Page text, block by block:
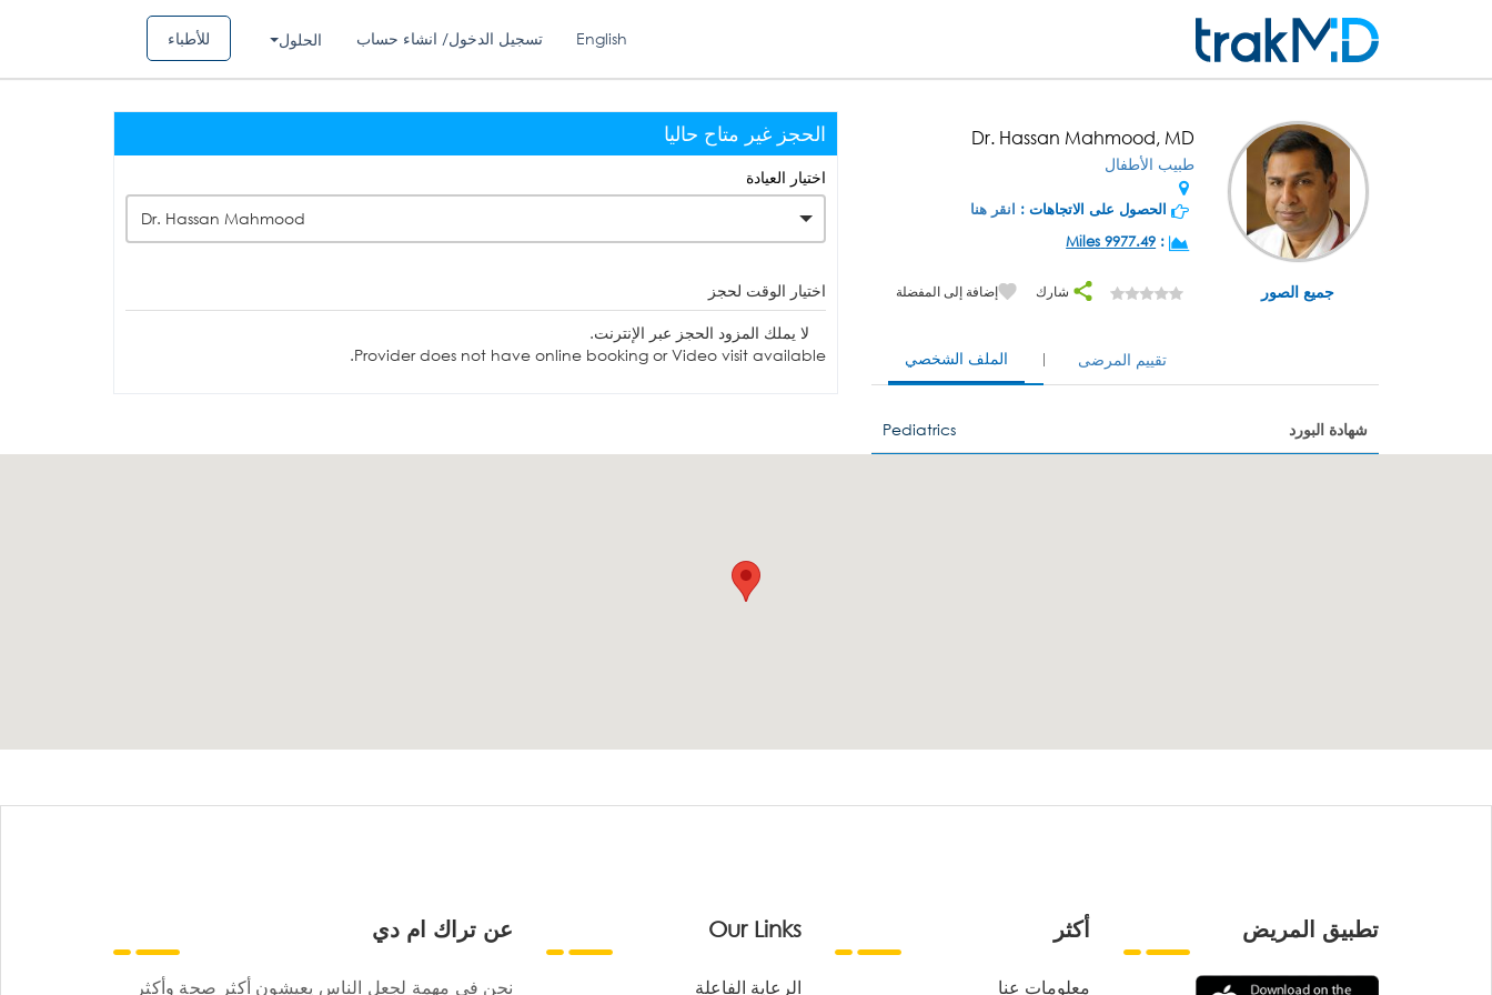
للأطباء الحلول تسجيل الدخول/ انشاء حساب English
جميع الصور
Dr. Hassan Mahmood, MD
طبيب الأطفال
الحصول على الاتجاهات : انقر هنا
:
9977.49 Miles
شارك إضافة إلى المفضلة
الملف الشخصي تقييم المرضى
شهادة البورد Pediatrics
الحجز غير متاح حاليا
اختيار العيادة
Dr. Hassan Mahmood
اختيار الوقت لحجز
لا يملك المزود الحجز عبر الإنترنت.
Provider does not have online booking or Video visit available.
عن تراك ام دي
نحن في مهمة لجعل الناس يعيشون أكثر صحة وأكثر
Our Links
الرعاية الفاعلة
أكثر
معلومات عنا
تطبيق المريض